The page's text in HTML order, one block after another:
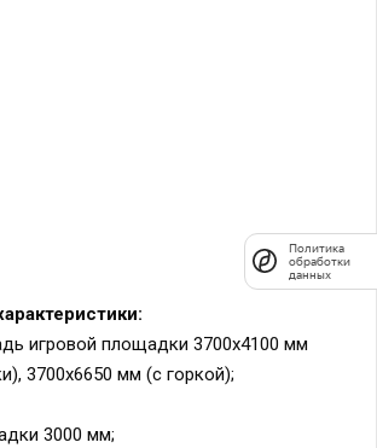
игровой площадки 3700х4100 мм
3700х6650 мм (с горкой);
3000 мм;
Политика
обработки
данных